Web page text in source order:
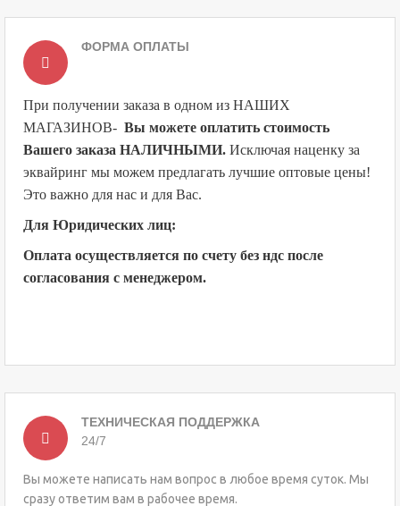
ФОРМА ОПЛАТЫ
При получении заказа в одном из НАШИХ
МАГАЗИНОВ- Вы можете оплатить стоимость
Вашего заказа НАЛИЧНЫМИ. Исключая наценку за
эквайринг мы можем предлагать лучшие оптовые цены!
Это важно для нас и для Вас.
Для Юридических лиц:
Оплата осуществляется по счету без ндс после
согласования с менеджером.
ТЕХНИЧЕСКАЯ ПОДДЕРЖКА
24/7
Вы можете написать нам вопрос в любое время суток. Мы
сразу ответим вам в рабочее время.